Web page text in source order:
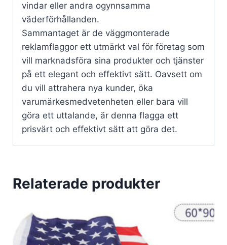
vindar eller andra ogynnsamma
väderförhållanden.
Sammantaget är de väggmonterade
reklamflaggor ett utmärkt val för företag som
vill marknadsföra sina produkter och tjänster
på ett elegant och effektivt sätt. Oavsett om
du vill attrahera nya kunder, öka
varumärkesmedvetenheten eller bara vill
göra ett uttalande, är denna flagga ett
prisvärt och effektivt sätt att göra det.
Relaterade produkter